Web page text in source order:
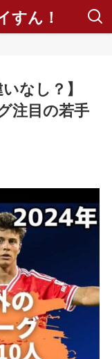
すん！
なし？】
注目の若手